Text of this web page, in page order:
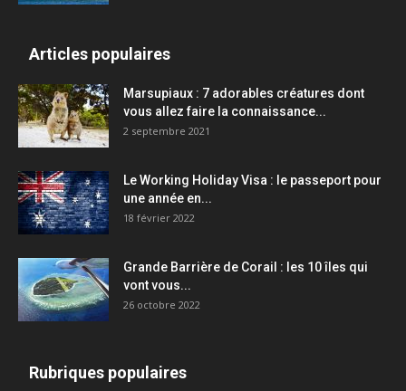
Articles populaires
Marsupiaux : 7 adorables créatures dont
vous allez faire la connaissance...
2 septembre 2021
Le Working Holiday Visa : le passeport pour
une année en...
18 février 2022
Grande Barrière de Corail : les 10 îles qui
vont vous...
26 octobre 2022
Rubriques populaires